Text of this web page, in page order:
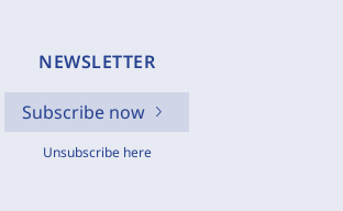
NEWSLETTER
Subscribe now
Unsubscribe here